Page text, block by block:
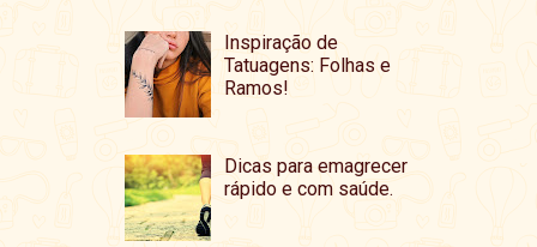
Inspiração de
Tatuagens: Folhas e
Ramos!
Dicas para emagrecer
rápido e com saúde.